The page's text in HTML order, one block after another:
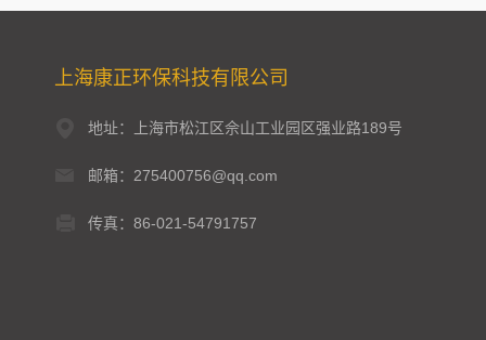
上海康正环保科技有限公司
地址：上海市松江区佘山工业园区强业路189号
邮箱：275400756@qq.com
传真：86-021-54791757